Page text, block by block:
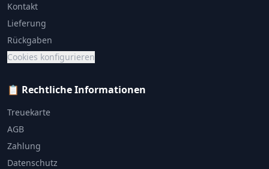
Kontakt
Lieferung
Rückgaben
Cookies konfigurieren
📋 Rechtliche Informationen
Treuekarte
AGB
Zahlung
Datenschutz